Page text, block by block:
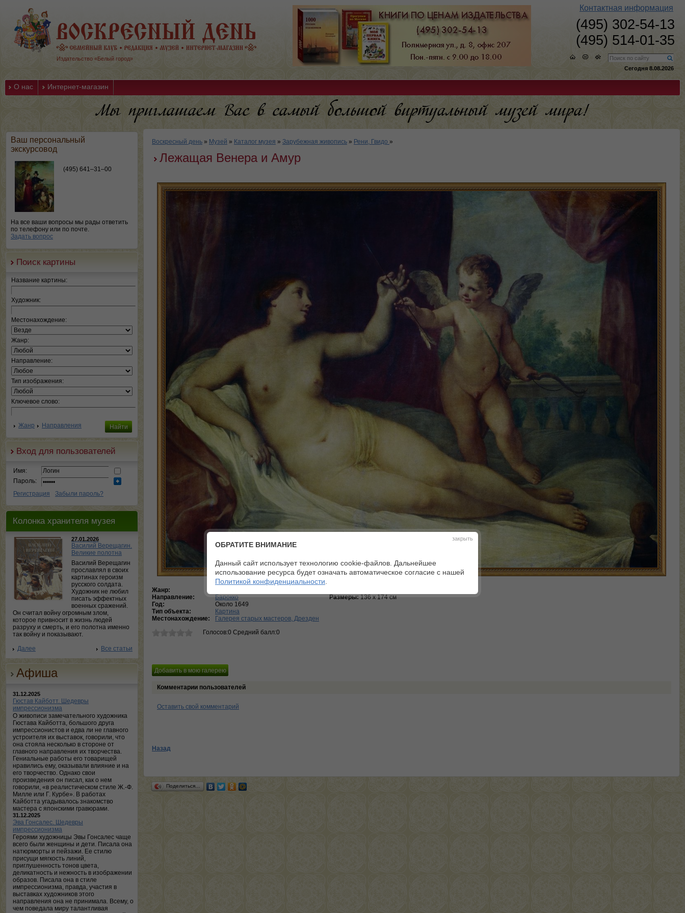
Издательство «Белый город»
Контактная информация
(495) 302-54-13
(495) 514-01-35
Сегодня 8.08.2026
О нас Интернет-магазин
Ваш персональный
экскурсовод
(495) 641–31–00
На все ваши вопросы мы рады ответить
по телефону или по почте.
Задать вопрос
Поиск картины
Название картины:
Художник:
Местонахождение:
Жанр:
Направление:
Тип изображения:
Ключевое слово:
Жанр Направления
Вход для пользователей
Имя:
Пароль:
Регистрация
Забыли пароль?
Колонка хранителя музея
27.01.2026
Василий Верещагин.
Великие полотна
Василий Верещагин
прославлял в своих
картинах героизм
русского солдата.
Художник не любил
писать эффектных
военных сражений.
Он считал войну огромным злом,
которое привносит в жизнь людей
разруху и смерть, и его полотна именно
так войну и показывают.
Далее
Все статьи
Афиша
31.12.2025
Гюстав Кайботт. Шедевры
импрессионизма
О живописи замечательного художника
Гюстава Кайботта, большого друга
импрессионистов и едва ли не главного
устроителя их выставок, говорили, что
она стояла несколько в стороне от
главного направления их творчества.
Гениальные работы его товарищей
нравились ему, оказывали влияние и на
его творчество. Однако свои
произведения он писал, как о нем
говорили, «в реалистическом стиле Ж.-Ф.
Милле или Г. Курбе». В работах
Кайботта угадывалось знакомство
мастера с японскими гравюрами.
31.12.2025
Эва Гонсалес. Шедевры
импрессионизма
Героями художницы Эвы Гонсалес чаще
всего были женщины и дети. Писала она
натюрморты и пейзажи. Ее стилю
присущи мягкость линий,
приглушенность тонов цвета,
деликатность и нежность в изображении
образов. Писала она в стиле
импрессионизма, правда, участия в
выставках художников этого
направления она не принимала. Всему, о
чем поведала миру талантливая
Воскресный день » Музей » Каталог музея » Зарубежная живопись » Рени, Гвидо »
Лежащая Венера и Амур
Жанр:
Направление:
Барокко
Год:
Около 1649
Тип объекта:
Картина
Местонахождение:
Галерея старых мастеров, Дрезден
Голосов:0 Средний балл:0
Размеры: 136 х 174 см
Комментарии пользователей
Оставить свой комментарий
Назад
Поделиться…
закрыть
ОБРАТИТЕ ВНИМАНИЕ
Данный сайт использует технологию cookie-файлов. Дальнейшее
использование ресурса будет означать автоматическое согласие с нашей
Политикой конфиденциальности